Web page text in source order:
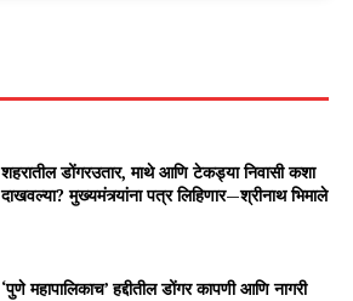
शहरातील डोंगरउतार, माथे आणि टेकड्या निवासी कशा
दाखवल्या? मुख्यमंत्र्यांना पत्र लिहिणार—श्रीनाथ भिमाले
‘पुणे महापालिकाच’ हद्दीतील डोंगर कापणी आणि नागरी